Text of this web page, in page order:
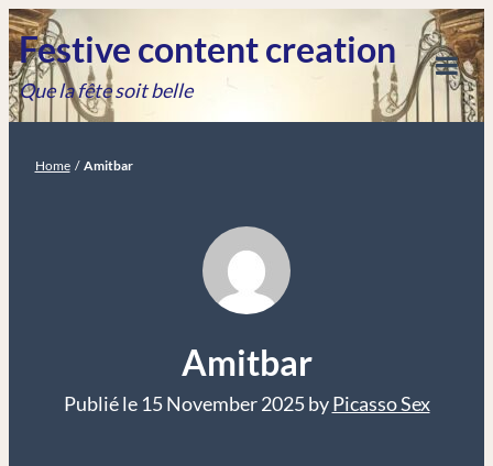
Festive content creation
Que la fête soit belle
Home / Amitbar
Amitbar
Publié le 15 November 2025byPicasso Sex